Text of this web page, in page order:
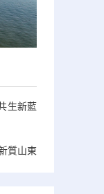
生新藍
質山東